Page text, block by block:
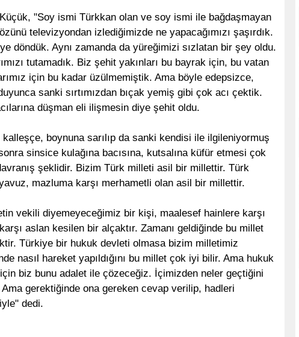
"Soy ismi Türkkan olan ve soy ismi ile bağdaşmayan
televizyondan izlediğimizde ne yapacağımızı şaşırdık.
döndük. Aynı zamanda da yüreğimizi sızlatan bir şey oldu.
tutamadık. Biz şehit yakınları bu bayrak için, bu vatan
için bu kadar üzülmemiştik. Ama böyle edepsizce,
sanki sırtımızdan bıçak yemiş gibi çok acı çektik.
düşman eli ilişmesin diye şehit oldu.
boynuna sarılıp da sanki kendisi ile ilgileniyormuş
sinsice kulağına bacısına, kutsalına küfür etmesi çok
şeklidir. Bizim Türk milleti asil bir millettir. Türk
mazluma karşı merhametli olan asil bir millettir.
vekili diyemeyeceğimiz bir kişi, maalesef hainlere karşı
aslan kesilen bir alçaktır. Zamanı geldiğinde bu millet
Türkiye bir hukuk devleti olmasa bizim milletimiz
nasıl hareket yapıldığını bu millet çok iyi bilir. Ama hukuk
biz bunu adalet ile çözeceğiz. İçimizden neler geçtiğini
gerektiğinde ona gereken cevap verilip, hadleri
dedi.